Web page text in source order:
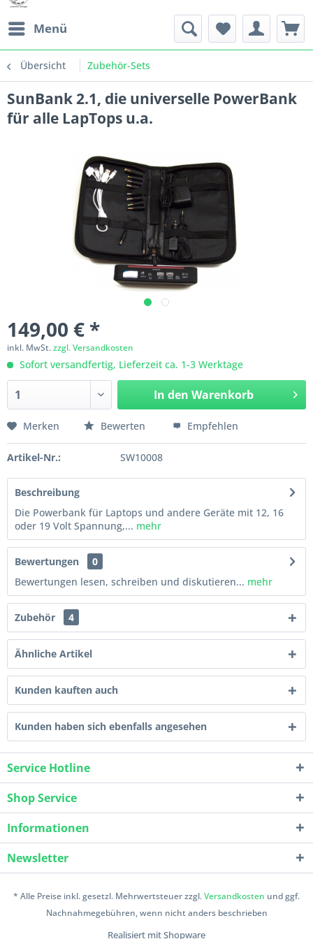
Menü
Übersicht Zubehör-Sets
SunBank 2.1, die universelle PowerBank
für alle LapTops u.a.
149,00 € *
inkl. MwSt.zzgl. Versandkosten
Sofort versandfertig, Lieferzeit ca. 1-3 Werktage
In den Warenkorb
Merken Bewerten Empfehlen
Artikel-Nr.: SW10008
Beschreibung
Die Powerbank für Laptops und andere Geräte mit 12, 16
oder 19 Volt Spannung,... mehr
Bewertungen
0
Bewertungen lesen, schreiben und diskutieren... mehr
Zubehör 4
Ähnliche Artikel
Kunden kauften auch
Kunden haben sich ebenfalls angesehen
Service Hotline
Shop Service
Informationen
Newsletter
* Alle Preise inkl. gesetzl. Mehrwertsteuer zzgl.Versandkosten und ggf.
Nachnahmegebühren, wenn nicht anders beschrieben
Realisiert mit Shopware